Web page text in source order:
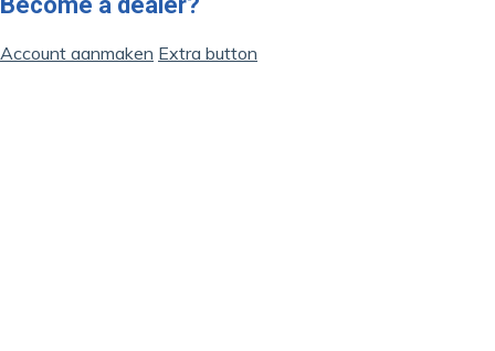
Account aanmaken Extra button